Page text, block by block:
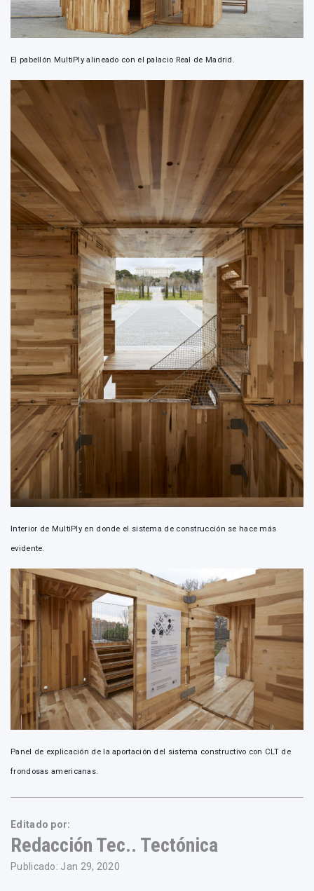
El pabellón MultiPly alineado con el palacio Real de Madrid.
Interior de MultiPly en donde el sistema de construcción se hace más
evidente.
Panel de explicación de la aportación del sistema constructivo con CLT de
frondosas americanas.
Editado por:
Redacción Tec.. Tectónica
Publicado: Jan 29, 2020